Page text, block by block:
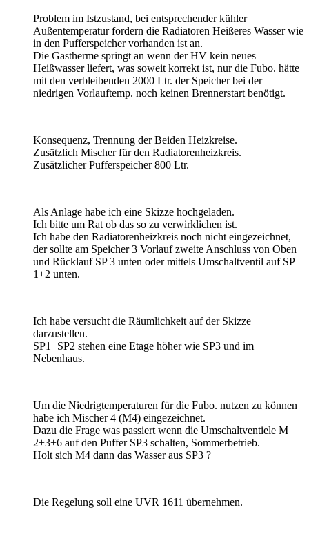
Problem im Istzustand, bei entsprechender kühler
Außentemperatur fordern die Radiatoren Heißeres Wasser wie
in den Pufferspeicher vorhanden ist an.
Die Gastherme springt an wenn der HV kein neues
Heißwasser liefert, was soweit korrekt ist, nur die Fubo. hätte
mit den verbleibenden 2000 Ltr. der Speicher bei der
niedrigen Vorlauftemp. noch keinen Brennerstart benötigt.
Konsequenz, Trennung der Beiden Heizkreise.
Zusätzlich Mischer für den Radiatorenheizkreis.
Zusätzlicher Pufferspeicher 800 Ltr.
Als Anlage habe ich eine Skizze hochgeladen.
Ich bitte um Rat ob das so zu verwirklichen ist.
Ich habe den Radiatorenheizkreis noch nicht eingezeichnet,
der sollte am Speicher 3 Vorlauf zweite Anschluss von Oben
und Rücklauf SP 3 unten oder mittels Umschaltventil auf SP
1+2 unten.
Ich habe versucht die Räumlichkeit auf der Skizze
darzustellen.
SP1+SP2 stehen eine Etage höher wie SP3 und im
Nebenhaus.
Um die Niedrigtemperaturen für die Fubo. nutzen zu können
habe ich Mischer 4 (M4) eingezeichnet.
Dazu die Frage was passiert wenn die Umschaltventiele M
2+3+6 auf den Puffer SP3 schalten, Sommerbetrieb.
Holt sich M4 dann das Wasser aus SP3 ?
Die Regelung soll eine UVR 1611 übernehmen.